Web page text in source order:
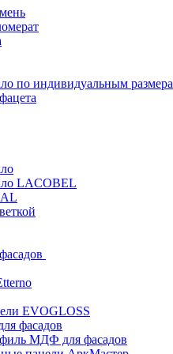
по индивидуальным
LACOBEL
EVOGLOSS
фасадов
МДФ для фасадов